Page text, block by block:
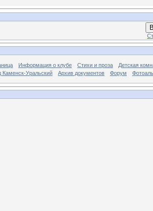
Информация о клубе Стихи и проза
Детская
Каменск-Уральский
Архив документов Форум